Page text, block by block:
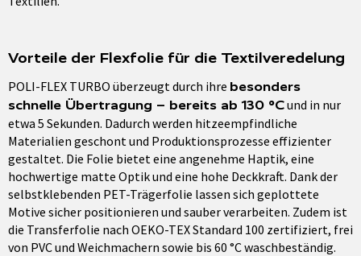
Vorteile der Flexfolie für die Textilveredelung
POLI-FLEX TURBO überzeugt durch ihre besonders
schnelle Übertragung – bereits ab 130 °Cund in nur
etwa 5 Sekunden. Dadurch werden hitzeempfindliche
Materialien geschont und Produktionsprozesse effizienter
gestaltet. Die Folie bietet eine angenehme Haptik, eine
hochwertige matte Optik und eine hohe Deckkraft. Dank der
selbstklebenden PET-Trägerfolie lassen sich geplottete
Motive sicher positionieren und sauber verarbeiten. Zudem ist
die Transferfolie nach OEKO-TEX Standard 100 zertifiziert, frei
von PVC und Weichmachern sowie bis 60 °C waschbeständig.